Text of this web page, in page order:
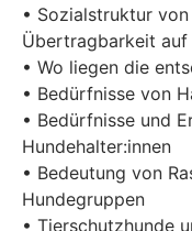
• Sozialstruktur
Übertragbarkeit auf
• Wo liegen die
• Bedürfnisse von
• Bedürfnisse und
Hundehalter:innen
• Bedeutung von
Hundegruppen
• Tierschutzhunde